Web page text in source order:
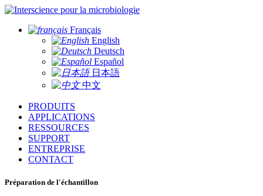
pour la microbiologie
Français
English
Deutsch
Español
日本語
中文
PRODUITS
APPLICATIONS
RESSOURCES
SUPPORT
ENTREPRISE
CONTACT
Préparation de l'échantillon